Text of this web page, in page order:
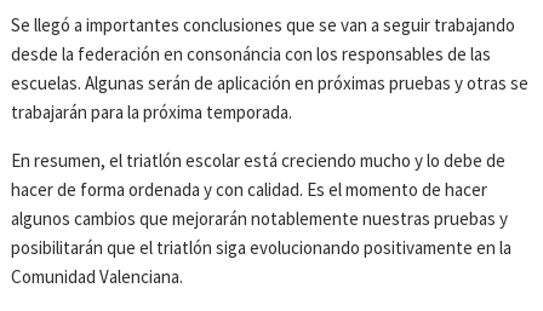
Se llegó a importantes conclusiones que se van a seguir trabajando
desde la federación en consonáncia con los responsables de las
escuelas. Algunas serán de aplicación en próximas pruebas y otras se
trabajarán para la próxima temporada.
En resumen, el triatlón escolar está creciendo mucho y lo debe de
hacer de forma ordenada y con calidad. Es el momento de hacer
algunos cambios que mejorarán notablemente nuestras pruebas y
posibilitarán que el triatlón siga evolucionando positivamente en la
Comunidad Valenciana.